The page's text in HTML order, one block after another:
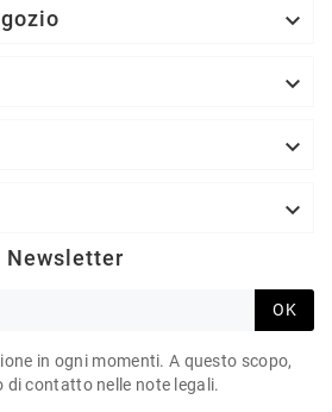




Newsletter
OK
in ogni momenti. A questo scopo,
di contatto nelle note legali.